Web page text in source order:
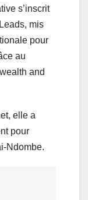
s’inscrit
mis
pour
au
and
elle a
pour
Ndombe.